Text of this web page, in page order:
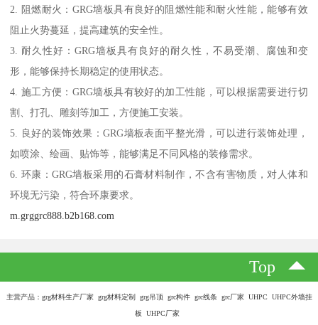
2. 阻燃耐火：GRG墙板具有良好的阻燃性能和耐火性能，能够有效
阻止火势蔓延，提高建筑的安全性。
3. 耐久性好：GRG墙板具有良好的耐久性，不易受潮、腐蚀和变
形，能够保持长期稳定的使用状态。
4. 施工方便：GRG墙板具有较好的加工性能，可以根据需要进行切
割、打孔、雕刻等加工，方便施工安装。
5. 良好的装饰效果：GRG墙板表面平整光滑，可以进行装饰处理，
如喷涂、绘画、贴饰等，能够满足不同风格的装修需求。
6. 环康：GRG墙板采用的石膏材料制作，不含有害物质，对人体和
环境无污染，符合环康要求。
m.grggrc888.b2b168.com
Top
主营产品：grg材料生产厂家 grg材料定制 grg吊顶 grc构件 grc线条 grc厂家 UHPC UHPC外墙挂
板 UHPC厂家